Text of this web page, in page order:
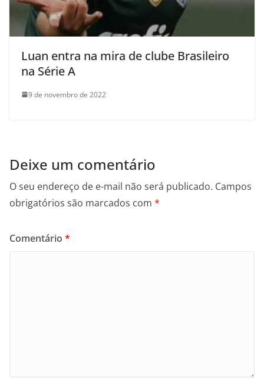
Luan entra na mira de clube Brasileiro
na Série A
9 de novembro de 2022
Deixe um comentário
O seu endereço de e-mail não será publicado. Campos
obrigatórios são marcados com *
Comentário *